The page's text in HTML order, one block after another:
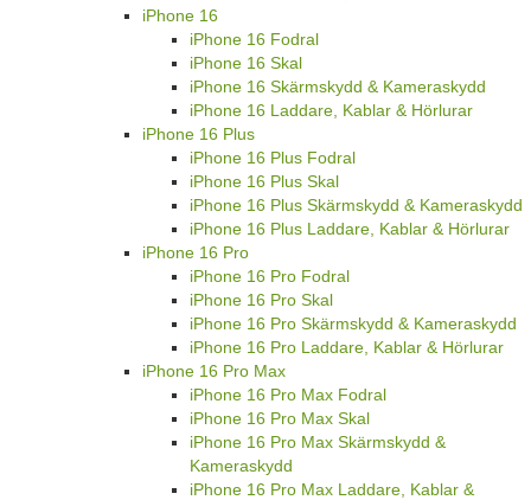
iPhone 16
iPhone 16 Fodral
iPhone 16 Skal
iPhone 16 Skärmskydd & Kameraskydd
iPhone 16 Laddare, Kablar & Hörlurar
iPhone 16 Plus
iPhone 16 Plus Fodral
iPhone 16 Plus Skal
iPhone 16 Plus Skärmskydd & Kameraskydd
iPhone 16 Plus Laddare, Kablar & Hörlurar
iPhone 16 Pro
iPhone 16 Pro Fodral
iPhone 16 Pro Skal
iPhone 16 Pro Skärmskydd & Kameraskydd
iPhone 16 Pro Laddare, Kablar & Hörlurar
iPhone 16 Pro Max
iPhone 16 Pro Max Fodral
iPhone 16 Pro Max Skal
iPhone 16 Pro Max Skärmskydd &
Kameraskydd
iPhone 16 Pro Max Laddare, Kablar &